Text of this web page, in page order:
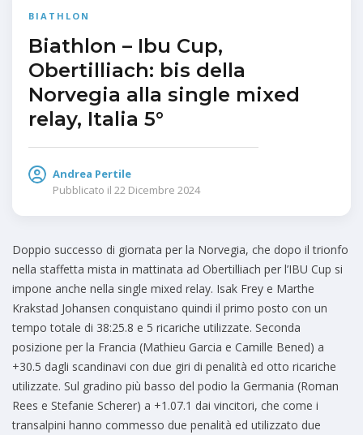
BIATHLON
Biathlon – Ibu Cup,
Obertilliach: bis della
Norvegia alla single mixed
relay, Italia 5°
Andrea Pertile
Pubblicato il 22 Dicembre 2024
Doppio successo di giornata per la Norvegia, che dopo il trionfo
nella staffetta mista in mattinata ad Obertilliach per l’IBU Cup si
impone anche nella single mixed relay. Isak Frey e Marthe
Krakstad Johansen conquistano quindi il primo posto con un
tempo totale di 38:25.8 e 5 ricariche utilizzate. Seconda
posizione per la Francia (Mathieu Garcia e Camille Bened) a
+30.5 dagli scandinavi con due giri di penalità ed otto ricariche
utilizzate. Sul gradino più basso del podio la Germania (Roman
Rees e Stefanie Scherer) a +1.07.1 dai vincitori, che come i
transalpini hanno commesso due penalità ed utilizzato due